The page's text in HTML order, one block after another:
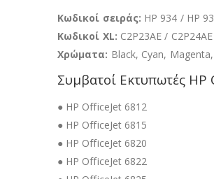
Κωδικοί σειράς: HP 934 / HP
Κωδικοί XL: C2P23AE /
Χρώματα: Black, Cyan,
Συμβατοί Εκτυπωτές HP
● HP OfficeJet 6812
● HP OfficeJet 6815
● HP OfficeJet 6820
● HP OfficeJet 6822